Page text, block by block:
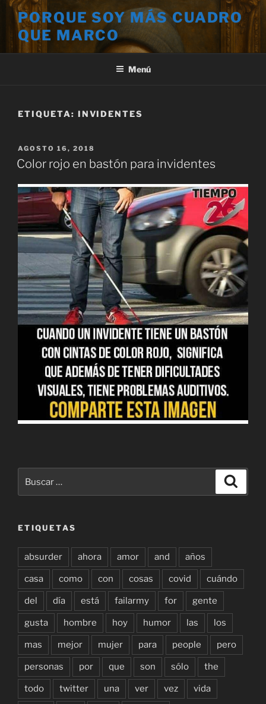
Saltar
contenido
PORQUE SOY MÁS CUADRO
QUE MARCO
Menú
ETIQUETA: INVIDENTES
PUBLICADO
EL
AGOSTO 16, 2018
Color rojo en bastón para invidentes
ETIQUETAS
absurder ahora amor and años
casa como con cosas covid cuándo
del día está failarmy for gente
gusta hombre hoy humor las los
mas mejor mujer para people pero
personas por que son sólo the
todo twitter una ver vez vida